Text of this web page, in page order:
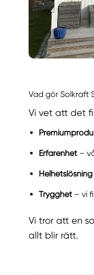
Vad gör Solkraft
Vi vet att det
Erfarenhet –
Helhetslösning
Trygghet – vi
Vi tror att en
allt blir rätt.